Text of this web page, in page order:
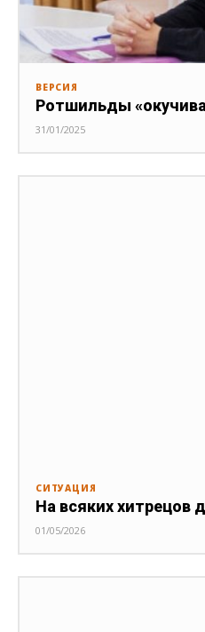
ВЕРСИЯ
Ротшильды
31/01/2025
СИТУАЦИЯ
На всяких хитрецов
01/05/2026